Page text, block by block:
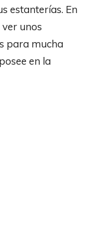
estanterías. En
unos
para mucha
en la